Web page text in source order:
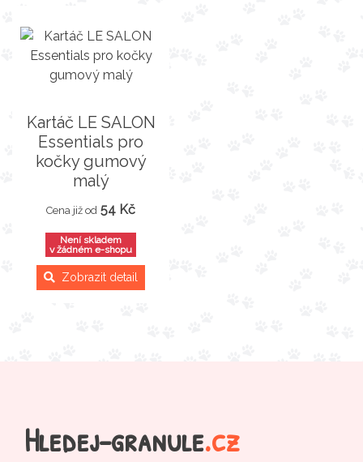
Kartáč LE SALON
Essentials pro
kočky gumový
malý
Cena již od 54 Kč
Není skladem
v žádném e-shopu
Zobrazit detail
Hledej-granule.cz